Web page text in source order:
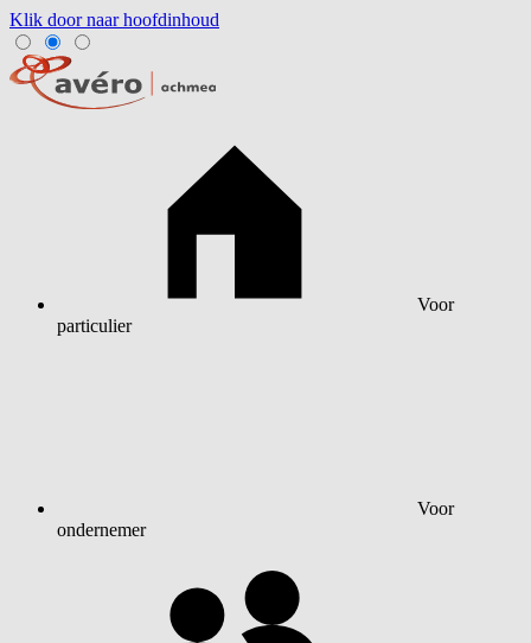
Klik door naar hoofdinhoud
Voor
particulier
Voor
ondernemer